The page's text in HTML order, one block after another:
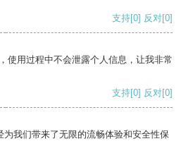
支持[0] 反对[0]
使用过程中不会泄露个人信息，让我非常
支持[0] 反对[0]
我们带来了无限的流畅体验和安全性保